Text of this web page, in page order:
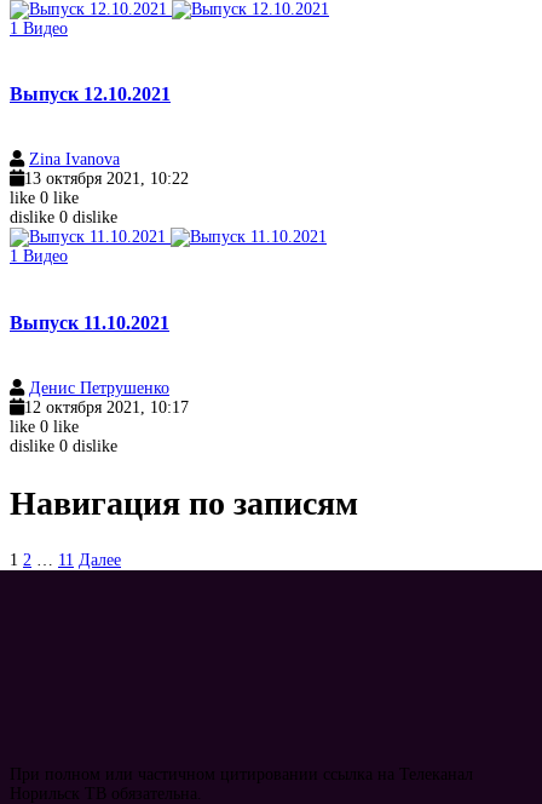
1 Видео
Выпуск 12.10.2021
Zina Ivanova
13 октября 2021, 10:22
like 0 like
dislike 0 dislike
1 Видео
Выпуск 11.10.2021
Денис Петрушенко
12 октября 2021, 10:17
like 0 like
dislike 0 dislike
Навигация по записям
1 2 … 11 Далее
При полном или частичном цитировании ссылка на Телеканал
Норильск ТВ обязательна.